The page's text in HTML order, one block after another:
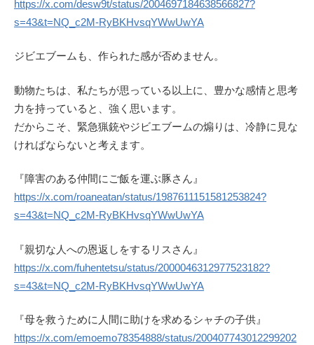
https://x.com/desw9t/status/2004697184638566827?
s=43&t=NQ_c2M-RyBKHvsqYWwUwYA
ジビエブームも、作られた感が否めません。
動物たちは、私たちが思っている以上に、豊かな感情と思考
力を持っていると、強く思います。
だからこそ、緊急猟銃やジビエブームの煽りは、冷静に見な
ければならないと考えます。
『障害のある仲間にご飯を運ぶ豚さん』
https://x.com/roaneatan/status/1987611151581253824?
s=43&t=NQ_c2M-RyBKHvsqYWwUwYA
『親切な人への恩返しをするリスさん』
https://x.com/fuhentetsu/status/2000046312977523182?
s=43&t=NQ_c2M-RyBKHvsqYWwUwYA
『母を救うために人間に助けを求めるシャチの子供』
https://x.com/emoemo78354888/status/200407743012299202